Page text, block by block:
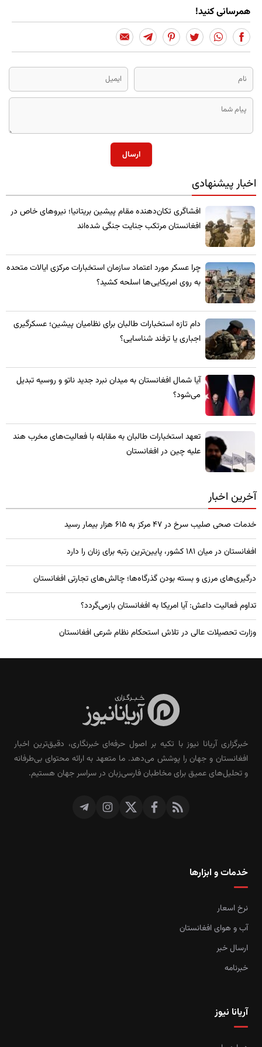
همرسانی کنید!
ارسال
اخبار پیشنهادی
​افشاگری تکان‌دهنده مقام پیشین بریتانیا؛ نیروهای خاص در
افغانستان مرتکب جنایت جنگی شده‌اند
چرا عسکر مورد اعتماد سازمان استخبارات مرکزی ایالات متحده
به روی امریکایی‌ها اسلحه کشید؟
​دام تازه استخبارات طالبان برای نظامیان پیشین؛ عسکرگیری
اجباری یا ترفند شناسایی؟
​آیا شمال افغانستان به میدان نبرد جدید ناتو و روسیه تبدیل
می‌شود؟
تعهد استخبارات طالبان به مقابله با فعالیت‌های مخرب هند
علیه چین در افغانستان
آخرین اخبار
خدمات صحی صلیب سرخ در 47 مرکز به 615 هزار بیمار رسید
افغانستان در میان ۱۸۱ کشور، پایین‌ترین رتبه برای زنان را دارد
درگیری‌های مرزی و بسته بودن گذرگاه‌ها؛ چالش‌های تجارتی افغانستان
تداوم فعالیت داعش: آیا امریکا به افغانستان بازمی‌گردد؟
وزارت تحصیلات عالی در تلاش استحکام نظام شرعی افغانستان
خبرگزاری آریانا نیوز با تکیه بر اصول حرفه‌ای خبرنگاری، دقیق‌ترین اخبار
افغانستان و جهان را پوشش می‌دهد. ما متعهد به ارائه محتوای بی‌طرفانه
و تحلیل‌های عمیق برای مخاطبان فارسی‌زبان در سراسر جهان هستیم.
خدمات و ابزارها
نرخ اسعار
آب و هوای افغانستان
ارسال خبر
خبرنامه
آریانا نیوز